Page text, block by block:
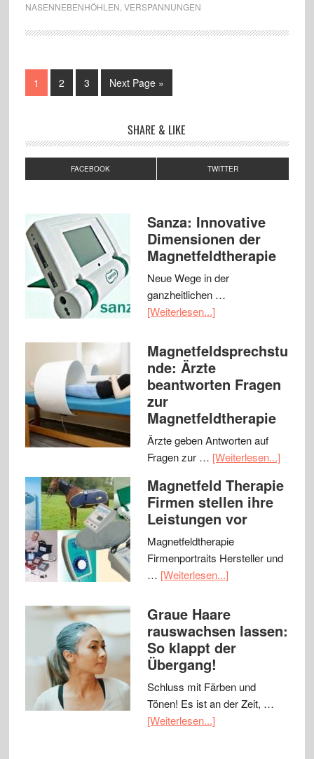
NASENNEBENHÖHLEN VERSPANNUNGEN
1 2 3 Next Page »
SHARE & LIKE
FACEBOOK TWITTER
Sanza: Innovative
Dimensionen der
Magnetfeldtherapie
Neue Wege in der
ganzheitlichen …
[Weiterlesen...]
Magnetfeldsprechstu
nde: Ärzte
beantworten Fragen
zur
Magnetfeldtherapie
Ärzte geben Antworten auf
Fragen zur … [Weiterlesen...]
Magnetfeld Therapie
Firmen stellen ihre
Leistungen vor
Magnetfeldtherapie
Firmenportraits Hersteller und
… [Weiterlesen...]
Graue Haare
rauswachsen lassen:
So klappt der
Übergang!
Schluss mit Färben und
Tönen! Es ist an der Zeit, …
[Weiterlesen...]